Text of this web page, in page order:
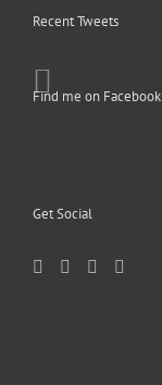
Recent Tweets
Find me on Facebook
Get Social